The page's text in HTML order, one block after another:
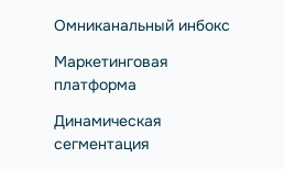
Омниканальный инбокс
Маркетинговая
платформа
Динамическая
сегментация